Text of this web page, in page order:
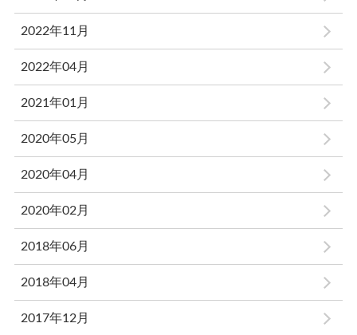
2022年11月
2022年04月
2021年01月
2020年05月
2020年04月
2020年02月
2018年06月
2018年04月
2017年12月